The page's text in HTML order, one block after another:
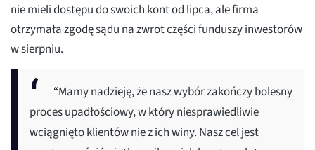
nie mieli dostępu do swoich kont od lipca, ale firma
otrzymała zgodę sądu na zwrot części funduszy inwestorów
w sierpniu.
“Mamy nadzieję, że nasz wybór zakończy bolesny
proces upadłościowy, w który niesprawiedliwie
wciągnięto klientów nie z ich winy. Nasz cel jest